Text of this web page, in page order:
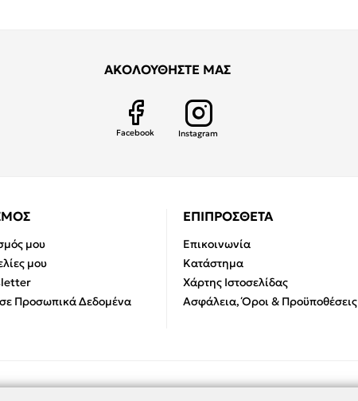
ΑΚΟΛΟΥΘΗΣΤΕ ΜΑΣ
Facebook Instagram
μου
μου
Προσωπικά Δεδομένα
ΕΠΙΠΡΟΣΘΕΤΑ
Επικοινωνία
Κατάστημα
Χάρτης Ιστοσελίδας
Ασφάλεια, Όροι & Προϋποθέσεις